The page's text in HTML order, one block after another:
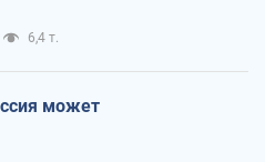
6,4 т.
может